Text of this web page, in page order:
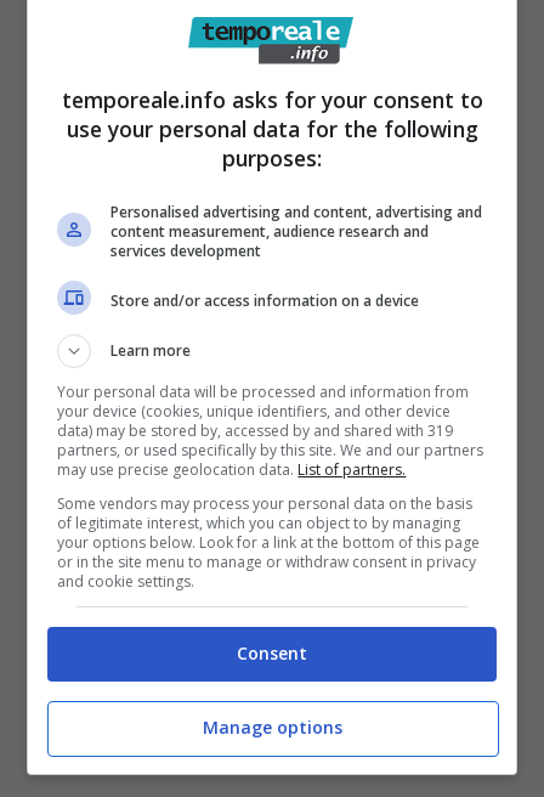
la vittima sarebbe stato costretta per
tutelare la propria incolumità fisica a
cambiare le proprie abitudini di vita e a
rinunciare agli incarichi professionali
ricevuti dal professionista un tempo amico.
temporeale.info asks for your consent to
use your personal data for the following
purposes:
Personalised advertising and content, advertising and
content measurement, audience research and
services development
Store and/or access information on a device
Learn more
Your personal data will be processed and information from
your device (cookies, unique identifiers, and other device
data) may be stored by, accessed by and shared with 319
partners, or used specifically by this site. We and our partners
may use precise geolocation data. List of partners.
Some vendors may process your personal data on the basis
of legitimate interest, which you can object to by managing
your options below. Look for a link at the bottom of this page
or in the site menu to manage or withdraw consent in privacy
and cookie settings.
Consent
Manage options